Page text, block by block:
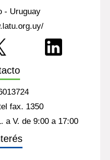
- Uruguay
fax. 1350
a V. de 9:00 a 17:00